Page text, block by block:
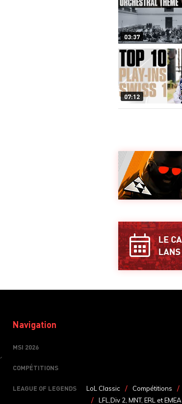
03:37
07:12
Navigation
MSI 2026
COMPÉTITIONS
LEAGUE OF LEGENDS LoL Classic Compétitions
LFL,Div 2, MNT, ERL et